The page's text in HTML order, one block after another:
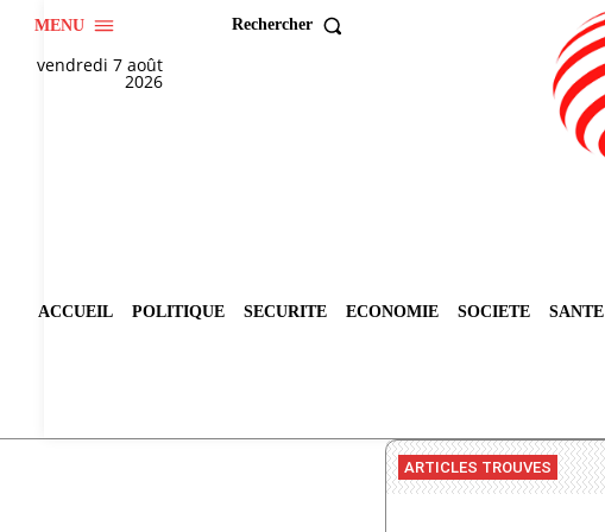
MENU Rechercher
vendredi 7 août
2026
ACCUEIL POLITIQUE SECURITE ECONOMIE SOCIETE SANTE
ARTICLES TROUVES